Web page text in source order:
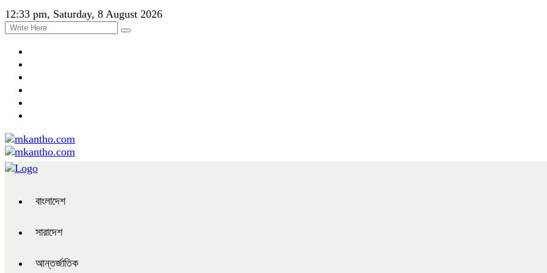
12:33 pm, Saturday, 8 August 2026
বাংলাদেশ
সারাদেশ
আন্তর্জাতিক